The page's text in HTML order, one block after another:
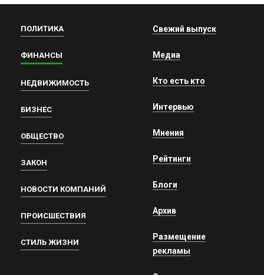
ПОЛИТИКА
ФИНАНСЫ
НЕДВИЖИМОСТЬ
БИЗНЕС
ОБЩЕСТВО
ЗАКОН
НОВОСТИ КОМПАНИЙ
ПРОИСШЕСТВИЯ
СТИЛЬ ЖИЗНИ
Свежий выпуск
Медиа
Кто есть кто
Интервью
Мнения
Рейтинги
Блоги
Архив
Размещение
рекламы